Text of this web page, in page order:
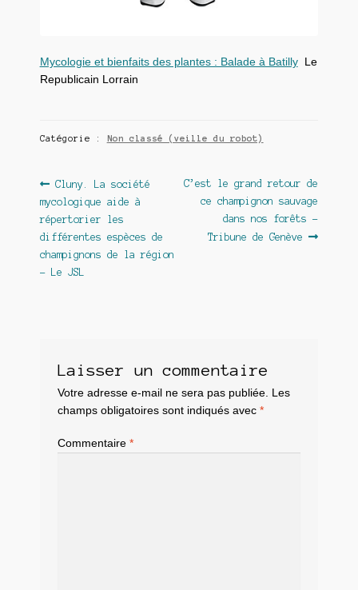
Mycologie et bienfaits des plantes : Balade à BatillyLe
Republicain Lorrain
Catégorie : Non classé (veille du robot)
Navigation
de
l’article
Article
précédent :
Cluny. La société
mycologique aide à
répertorier les
différentes espèces de
champignons de la région
– Le JSL
Article
suivant :
C’est le grand retour de
ce champignon sauvage
dans nos forêts –
Tribune de Genève
Laisser un commentaire
Votre adresse e-mail ne sera pas publiée. Les
champs obligatoires sont indiqués avec *
Commentaire *